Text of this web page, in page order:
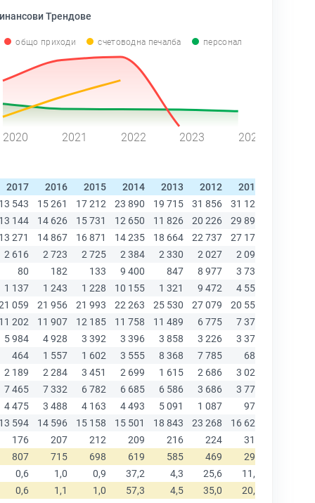
Трендове
общо приходи счетоводна печалба персонал
2020 2021 2022 2023 2024
2017 2016 2015 2014 2013 2012 2011